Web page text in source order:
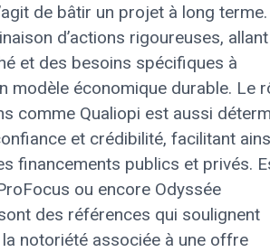
de bâtir un projet à long terme.
d’actions rigoureuses,
et des besoins spécifiques à
modèle économique durable. Le
comme Qualiopi est aussi
et crédibilité, facilitant
financements publics et privés.
ou encore Odyssée
des références qui soulignent
la notoriété associée à une offre